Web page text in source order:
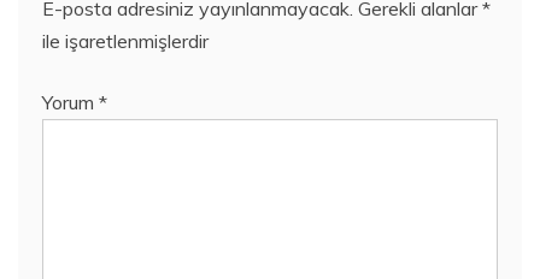
E-posta adresiniz yayınlanmayacak. Gerekli alanlar*
ile işaretlenmişlerdir
Yorum *